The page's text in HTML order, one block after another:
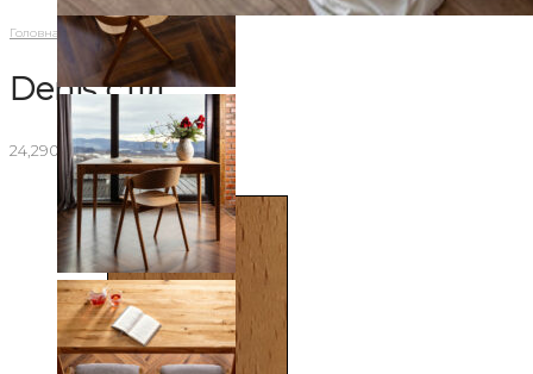
Головна Столи / DENIS /Denis стіл
Denis стіл
24,290.00₴– 25,190.00₴